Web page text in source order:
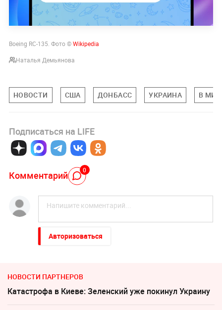
Boeing RC-135. Фото ©Wikipedia
Наталья Демьянова
НОВОСТИ США ДОНБАСС УКРАИНА В
Подписаться на LIFE
Комментарий 0
Авторизоваться
НОВОСТИ ПАРТНЕРОВ
Катастрофа в Киеве: Зеленский уже покинул Украину